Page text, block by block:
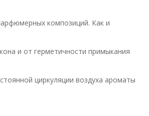
композиций. Как и
и от герметичности примыкания
циркуляции воздуха ароматы